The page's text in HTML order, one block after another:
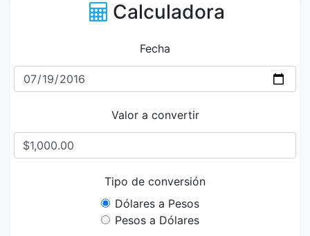
Calculadora
Fecha
Valor a convertir
Tipo de conversión
Dólares a Pesos
Pesos a Dólares